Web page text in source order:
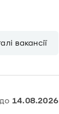
вакансії
14.08.2026